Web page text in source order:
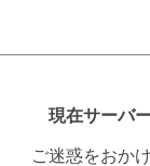
現在サーバ
ご迷惑をおか